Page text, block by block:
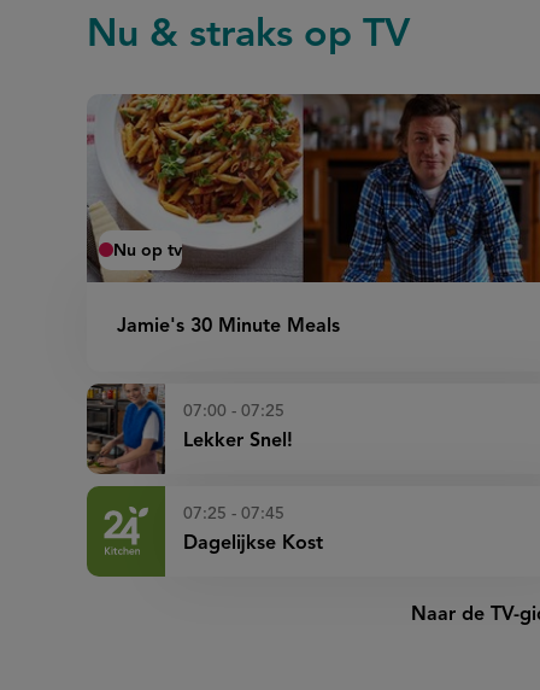
Nu & straks op TV
Jamie's 30 Minute Meals
Nu op tv
07:00 - 07:25
Lekker Snel!
07:25 - 07:45
Dagelijkse Kost
Naar de TV-